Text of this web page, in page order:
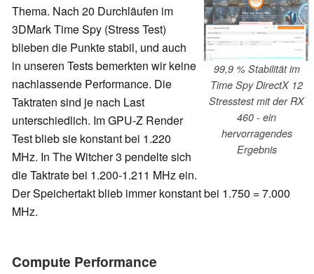
99,9 % Stabilität im
Time Spy DirectX 12
Stresstest mit der RX
460 - ein
hervorragendes
Ergebnis
Thema. Nach 20 Durchläufen im
3DMark Time Spy (Stress Test)
blieben die Punkte stabil, und auch
in unseren Tests bemerkten wir keine
nachlassende Performance. Die
Taktraten sind je nach Last
unterschiedlich. Im GPU-Z Render
Test blieb sie konstant bei 1.220
MHz. In The Witcher 3 pendelte sich
die Taktrate bei 1.200-1.211 MHz ein.
Der Speichertakt blieb immer konstant bei 1.750 = 7.000
MHz.
Compute Performance